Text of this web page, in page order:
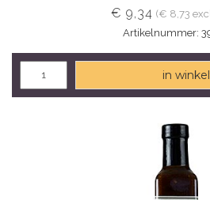
€ 9,34 (€ 8,73
Artikelnummer:
in